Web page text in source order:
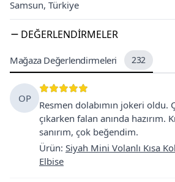
Samsun, Türkiye
DEĞERLENDIRMELER
Mağaza Değerlendirmeleri 232
OP
Resmen dolabımın jokeri oldu.
çıkarken falan anında hazırım.
sanırım, çok beğendim.
Ürün: Siyah Mini Volanlı Kısa
Elbise